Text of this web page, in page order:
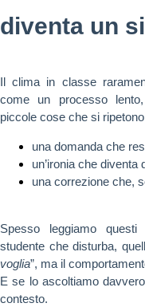
diventa un
Il clima in classe
come un processo
piccole cose che si
una domanda che
un’ironia che diventa
una correzione che,
Spesso leggiamo
studente che disturba,
voglia”, ma il
E se lo ascoltiamo
contesto.